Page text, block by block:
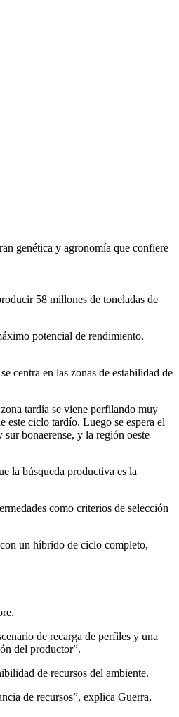
genética y agronomía que confiere
58 millones de toneladas de
potencial de rendimiento.
centra en las zonas de estabilidad de
tardía se viene perfilando muy
este ciclo tardío. Luego se espera el
bonaerense, y la región oeste
la búsqueda productiva es la
como criterios de selección
un híbrido de ciclo completo,
de recarga de perfiles y una
del productor”.
de recursos del ambiente.
de recursos”, explica Guerra,